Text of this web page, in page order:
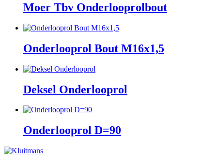
Moer Tbv Onderlooprolbout
Onderlooprol Bout M16x1,5
Deksel Onderlooprol
Onderlooprol D=90